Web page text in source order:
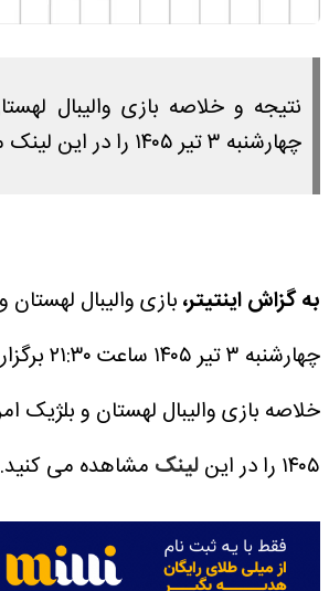
نتیجه و خلاصه بازی والیبال
چهارشنبه ۳ تیر ۱۴۰۵ را در این لینک مشاهده می کنید.
به گزاش اینتیتر،بازی والیبال لهستان
چهارشنبه ۳ تیر ۱۴۰۵ ساعت ۲۱:۳۰ برگزار می شود.
۱۴۰۵ را در این
لینک مشاهده می کنید.